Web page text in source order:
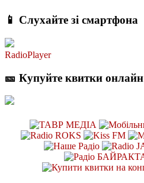
📱 Слухайте зі смартфона
RadioPlayer
🎫 Купуйте квитки онлайн